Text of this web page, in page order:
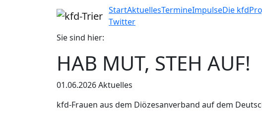
StartAktuellesTermineImpulseDie kfd
Twitter
Sie sind hier:
HAB MUT, STEH AUF!
01.06.2026Aktuelles
kfd-Frauen aus dem Diözesanverband auf dem